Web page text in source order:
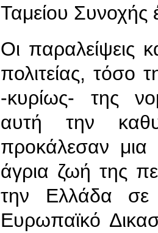
Ταμείου Συνοχής
Οι παραλείψεις
πολιτείας, τόσο
-κυρίως- της
αυτή την
προκάλεσαν μια
άγρια ζωή της
την Ελλάδα
Ευρωπαϊκό